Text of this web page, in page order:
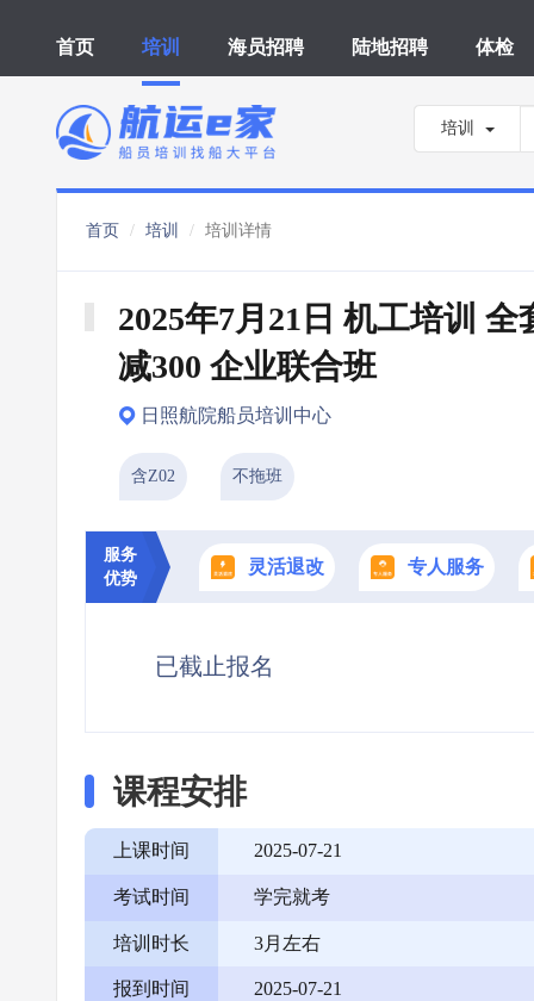
首页 培训 海员招聘 陆地招聘 体检
培训
首页 培训 培训详情
2025年7月21日 机工培训 全
减300 企业联合班
日照航院船员培训中心
含Z02 不拖班
服务
优势
灵活退改 专人服务
已截止报名
课程安排
上课时间 2025-07-21
考试时间 学完就考
培训时长 3月左右
报到时间 2025-07-21